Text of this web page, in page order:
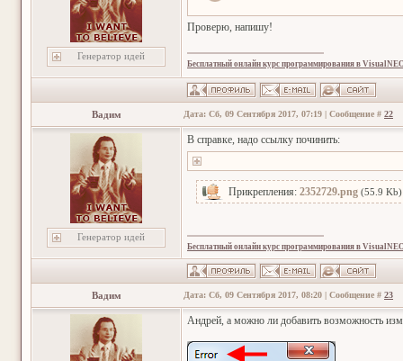
Генератор идей
Проверю, напишу!
Бесплатный онлайн курс программирования в
Вадим Дата: Сб, 09 Сентября 2017, 07:19 | Сообщение # 22
Генератор идей
В справке, надо ссылку починить:
Прикрепления: 2352729.png (55.9 Kb)
Бесплатный онлайн курс программирования в
Вадим Дата: Сб, 09 Сентября 2017, 08:20 | Сообщение # 23
Андрей, а можно ли добавить возможность